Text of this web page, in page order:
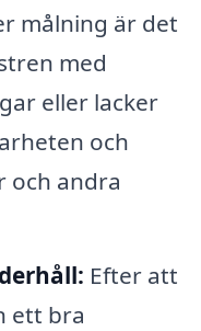
målning är det
med
eller lacker
och
och andra
Efter att
ett bra